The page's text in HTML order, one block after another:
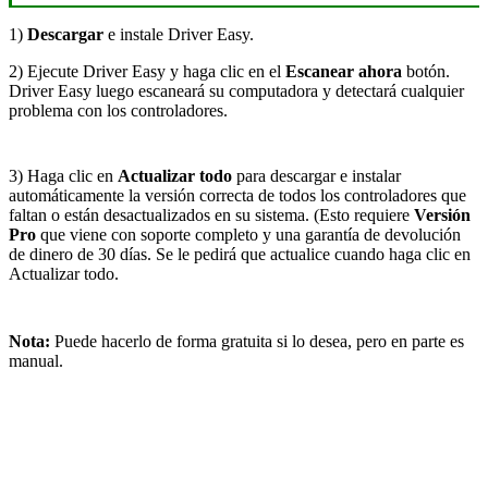
1) Descargar e instale Driver Easy.
2) Ejecute Driver Easy y haga clic en el Escanear ahora botón.
Driver Easy luego escaneará su computadora y detectará cualquier
problema con los controladores.
3) Haga clic en Actualizar todo para descargar e instalar
automáticamente la versión correcta de todos los controladores que
faltan o están desactualizados en su sistema. (Esto requiere Versión
Pro que viene con soporte completo y una garantía de devolución
de dinero de 30 días. Se le pedirá que actualice cuando haga clic en
Actualizar todo.
Nota: Puede hacerlo de forma gratuita si lo desea, pero en parte es
manual.